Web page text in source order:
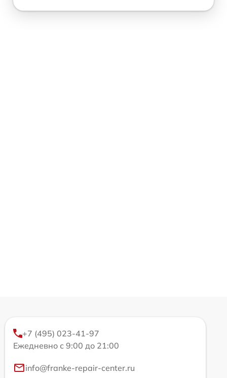
+7 (495) 023-41-97
Ежедневно с 9:00 до 21:00
info@franke-repair-center.ru